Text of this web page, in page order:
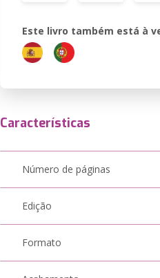
Este livro também está à
Características
Número de páginas
Edição
Formato